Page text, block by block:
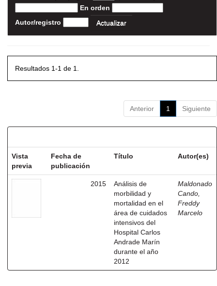
En orden
Autor/registro
Resultados 1-1 de 1.
Anterior 1 Siguiente
Vista
previa
Fecha de
publicación
Título Autor(es)
2015
Análisis de
morbilidad y
mortalidad en el
área de cuidados
intensivos del
Hospital Carlos
Andrade Marín
durante el año
2012
Maldonado
Cando,
Freddy
Marcelo